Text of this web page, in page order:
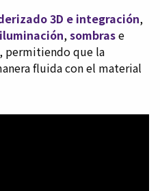
3D e integración,
iluminación,sombrase
permitiendo que la
fluida con el material